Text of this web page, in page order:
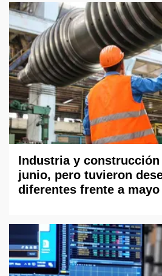
Industria y
junio, pero tuvieron
diferentes frente a mayo